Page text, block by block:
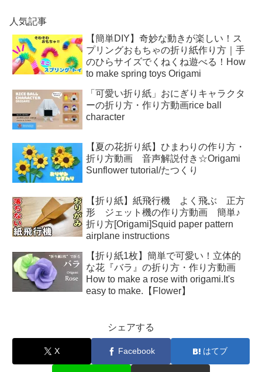
人気記事
【簡単DIY】奇妙な動きが楽しい！ス
プリングおもちゃの折り紙作り方｜手
のひらサイズでくねくね遊べる！How
to make spring toys Origami
「可愛い折り紙」おにぎりキャラクタ
ーの折り方・作り方動画rice ball
character
【夏の花折り紙】ひまわりの作り方・
折り方動画 音声解説付き☆Origami
Sunflower tutorial/たつくり
【折り紙】紙飛行機 よく飛ぶ 正方
形 ジェット機の作り方動画 簡単♪
折り方[Origami]Squid paper pattern
airplane instructions
【折り紙1枚】簡単で可愛い！立体的
な花『バラ』の折り方・作り方動画
How to make a rose with origami.It's
easy to make.【Flower】
シェアする
X Facebook はてブ